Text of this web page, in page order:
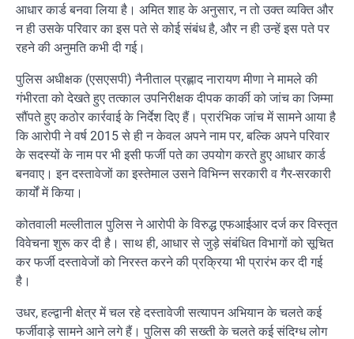
आधार कार्ड बनवा लिया है। अमित शाह के अनुसार, न तो उक्त व्यक्ति और
न ही उसके परिवार का इस पते से कोई संबंध है, और न ही उन्हें इस पते पर
रहने की अनुमति कभी दी गई।
पुलिस अधीक्षक (एसएसपी) नैनीताल प्रह्लाद नारायण मीणा ने मामले की
गंभीरता को देखते हुए तत्काल उपनिरीक्षक दीपक कार्की को जांच का जिम्मा
सौंपते हुए कठोर कार्रवाई के निर्देश दिए हैं। प्रारंभिक जांच में सामने आया है
कि आरोपी ने वर्ष 2015 से ही न केवल अपने नाम पर, बल्कि अपने परिवार
के सदस्यों के नाम पर भी इसी फर्जी पते का उपयोग करते हुए आधार कार्ड
बनवाए। इन दस्तावेजों का इस्तेमाल उसने विभिन्न सरकारी व गैर-सरकारी
कार्यों में किया।
कोतवाली मल्लीताल पुलिस ने आरोपी के विरुद्ध एफआईआर दर्ज कर विस्तृत
विवेचना शुरू कर दी है। साथ ही, आधार से जुड़े संबंधित विभागों को सूचित
कर फर्जी दस्तावेजों को निरस्त करने की प्रक्रिया भी प्रारंभ कर दी गई
है।
उधर, हल्द्वानी क्षेत्र में चल रहे दस्तावेजी सत्यापन अभियान के चलते कई
फर्जीवाड़े सामने आने लगे हैं। पुलिस की सख्ती के चलते कई संदिग्ध लोग